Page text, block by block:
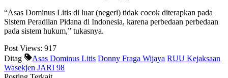
“Asas Dominus Litis di luar (negeri) tidak cocok diterapkan pada
Sistem Peradilan Pidana di Indonesia, karena perbedaan perbedaan
pada sistem hukum,” tukasnya.
Post Views: 917
Ditag
Asas Dominus Litis Donny Fraga Wijaya RUU Kejaksaan
Wasekjen JARI 98